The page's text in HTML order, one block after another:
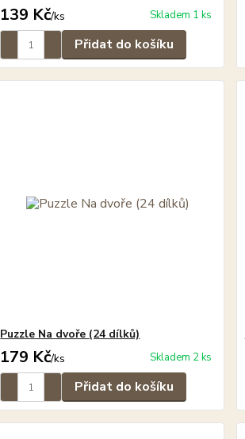
139 Kč/ks Skladem 1 ks
Přidat do košíku
Puzzle Na dvoře (24 dílků)
179 Kč/ks Skladem 2 ks
Přidat do košíku